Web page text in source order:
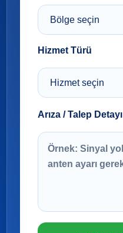
Hizmet Türü
Arıza / Talep Detayı